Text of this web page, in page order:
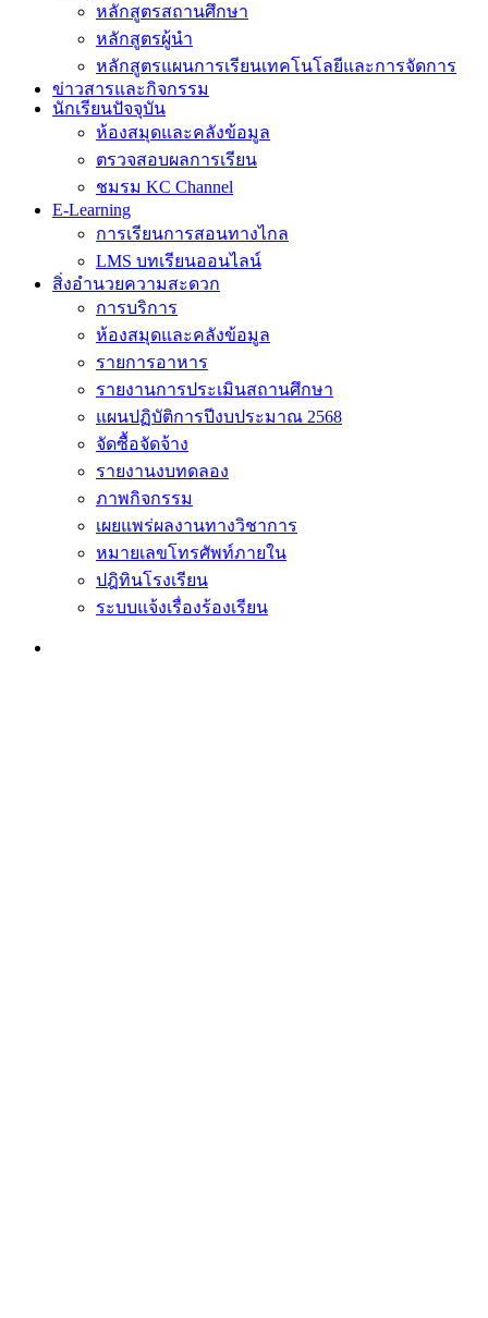
หลักสูตรสถานศึกษา
หลักสูตรผู้นำ
หลักสูตรแผนการเรียนเทคโนโลยีและการจัดการ
ข่าวสารและกิจกรรม
นักเรียนปัจจุบัน
ห้องสมุดและคลังข้อมูล
ตรวจสอบผลการเรียน
ชมรม KC Channel
E-Learning
การเรียนการสอนทางไกล
LMS บทเรียนออนไลน์
สิ่งอำนวยความสะดวก
การบริการ
ห้องสมุดและคลังข้อมูล
รายการอาหาร
รายงานการประเมินสถานศึกษา
แผนปฏิบัติการปีงบประมาณ 2568
จัดซื้อจัดจ้าง
รายงานงบทดลอง
ภาพกิจกรรม
เผยแพร่ผลงานทางวิชาการ
หมายเลขโทรศัพท์ภายใน
ปฎิทินโรงเรียน
ระบบแจ้งเรื่องร้องเรียน